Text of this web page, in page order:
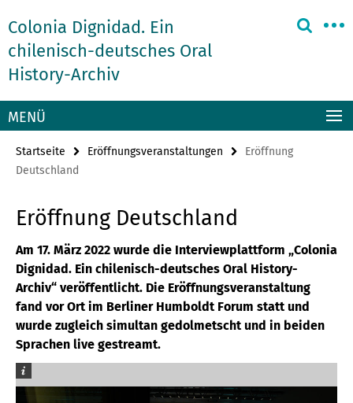
direkt
zu
Inhalt
Colonia Dignidad. Ein
chilenisch-deutsches Oral
History-Archiv
Service-
Navigation
MENÜ
Startseite Eröffnungsveranstaltungen
Eröffnung
Deutschland
Eröffnung Deutschland
Am 17. März 2022 wurde die Interviewplattform „Colonia
Dignidad. Ein chilenisch-deutsches Oral History-
Archiv“ veröffentlicht. Die Eröffnungsveranstaltung
fand vor Ort im Berliner Humboldt Forum statt und
wurde zugleich simultan gedolmetscht und in beiden
Sprachen live gestreamt.